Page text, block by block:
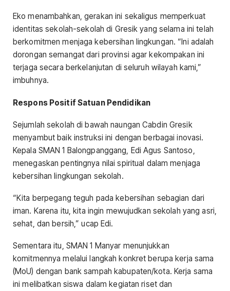
Eko menambahkan, gerakan ini sekaligus memperkuat
identitas sekolah-sekolah di Gresik yang selama ini telah
berkomitmen menjaga kebersihan lingkungan. “Ini adalah
dorongan semangat dari provinsi agar kekompakan ini
terjaga secara berkelanjutan di seluruh wilayah kami,”
imbuhnya.
Respons Positif Satuan Pendidikan
Sejumlah sekolah di bawah naungan Cabdin Gresik
menyambut baik instruksi ini dengan berbagai inovasi.
Kepala SMAN 1 Balongpanggang, Edi Agus Santoso,
menegaskan pentingnya nilai spiritual dalam menjaga
kebersihan lingkungan sekolah.
“Kita berpegang teguh pada kebersihan sebagian dari
iman. Karena itu, kita ingin mewujudkan sekolah yang asri,
sehat, dan bersih,” ucap Edi.
Sementara itu, SMAN 1 Manyar menunjukkan
komitmennya melalui langkah konkret berupa kerja sama
(MoU) dengan bank sampah kabupaten/kota. Kerja sama
ini melibatkan siswa dalam kegiatan riset dan